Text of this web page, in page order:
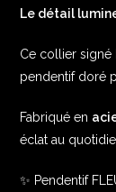
Le détail
Ce collier signé
pendentif doré
Fabriqué en
éclat au
✨ Pendentif